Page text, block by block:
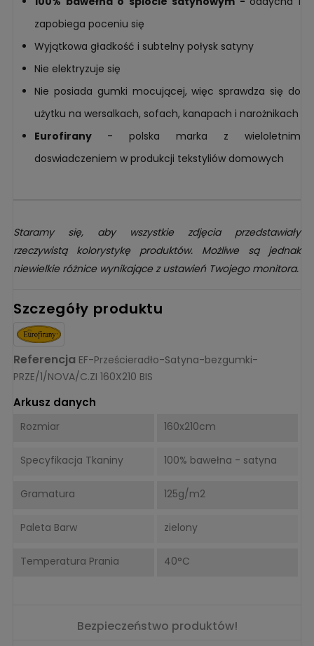
zapobiega poceniu się
Wyjątkowa gładkość i subtelny połysk satyny
Nie elektryzuje się
Nie posiada gumki mocującej, więc sprawdza się do
użytku na wersalkach, sofach, kanapach i narożnikach
Eurofirany - polska marka z wieloletnim
doswiadczeniem w produkcji tekstyliów domowych
Staramy się, aby wszystkie zdjęcia przedstawiały
rzeczywistą kolorystykę produktów. Możliwe są jednak
niewielkie różnice wynikające z ustawień Twojego monitora.
Szczegóły produktu
Referencja EF-Prześcieradło-Satyna-bezgumki-
PRZE/1/NOVA/C.ZI 160X210 BIS
Arkusz danych
Rozmiar 160x210cm
Specyfikacja Tkaniny 100% bawełna - satyna
Gramatura 125g/m2
Paleta Barw zielony
Temperatura Prania 40°C
Bezpieczeństwo produktów!